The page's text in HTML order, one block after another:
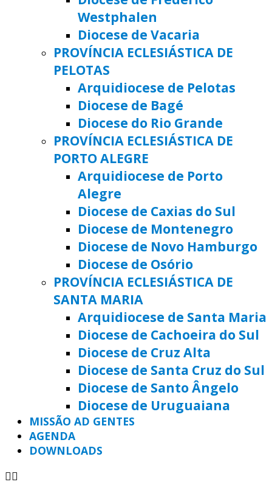
Westphalen
Diocese de Vacaria
PROVÍNCIA ECLESIÁSTICA DE
PELOTAS
Arquidiocese de Pelotas
Diocese de Bagé
Diocese do Rio Grande
PROVÍNCIA ECLESIÁSTICA DE
PORTO ALEGRE
Arquidiocese de Porto
Alegre
Diocese de Caxias do Sul
Diocese de Montenegro
Diocese de Novo Hamburgo
Diocese de Osório
PROVÍNCIA ECLESIÁSTICA DE
SANTA MARIA
Arquidiocese de Santa Maria
Diocese de Cachoeira do Sul
Diocese de Cruz Alta
Diocese de Santa Cruz do Sul
Diocese de Santo Ângelo
Diocese de Uruguaiana
MISSÃO AD GENTES
AGENDA
DOWNLOADS